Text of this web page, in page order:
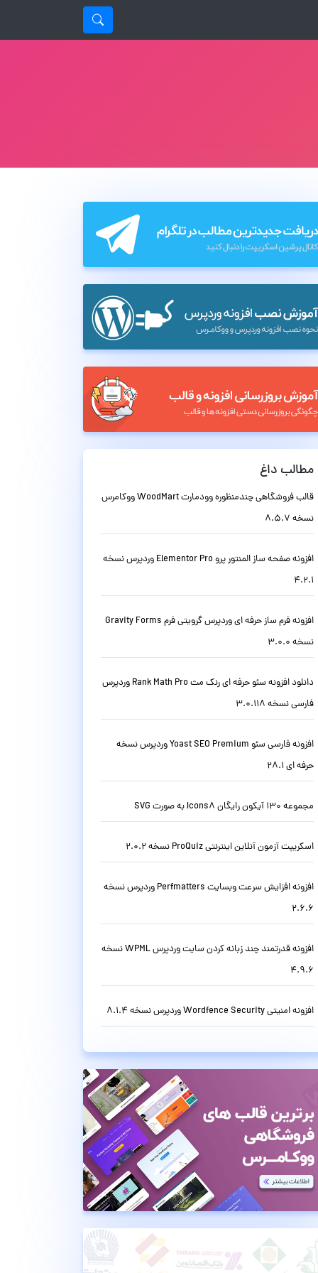
مطالب داغ
قالب فروشگاهی چندمنظوره وودمارت WoodMart ووکامرس
نسخه 8.5.7
افزونه صفحه ساز المنتور پرو Elementor Pro وردپرس نسخه
4.2.1
افزونه فرم ساز حرفه ای وردپرس گرویتی فرم Gravity Forms
نسخه 3.0.0
دانلود افزونه سئو حرفه ای رنک مث Rank Math Pro وردپرس
فارسی نسخه 3.0.118
افزونه فارسی سئو Yoast SEO Premium وردپرس نسخه
حرفه ای 28.1
مجموعه 130 آیکون رایگان Icons8 به صورت SVG
اسکریپت آزمون آنلاین اینترنتی ProQuiz نسخه 2.0.2
افزونه افزایش سرعت وبسایت Perfmatters وردپرس نسخه
2.6.6
افزونه قدرتمند چند زبانه کردن سایت وردپرس WPML نسخه
4.9.6
افزونه امنیتی Wordfence Security وردپرس نسخه 8.1.4